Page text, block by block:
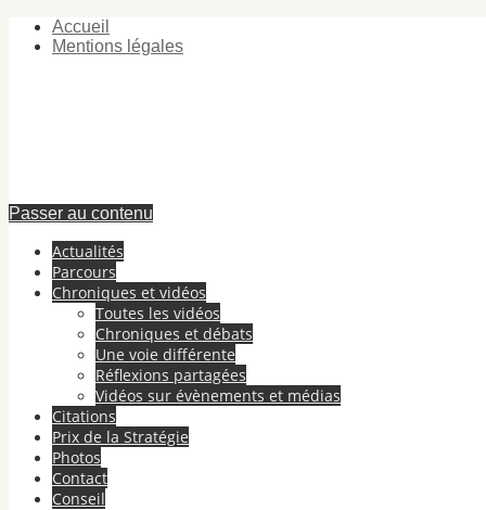
Accueil
Mentions légales
Passer au contenu
Actualités
Parcours
Chroniques et vidéos
Toutes les vidéos
Chroniques et débats
Une voie différente
Réflexions partagées
Vidéos sur évènements et médias
Citations
Prix de la Stratégie
Photos
Contact
Conseil